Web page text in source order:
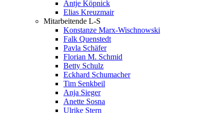
Antje Köpnick
Elias Kreuzmair
Mitarbeitende L-S
Konstanze Marx-Wischnowski
Falk Quenstedt
Pavla Schäfer
Florian M. Schmid
Betty Schulz
Eckhard Schumacher
Tim Senkbeil
Anja Sieger
Anette Sosna
Ulrike Stern